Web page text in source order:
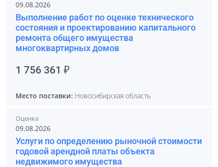
09.08.2026
Выполнение работ по оценке технического
состояния и проектированию капитального
ремонта общего имущества
многоквартирных домов
1 756 361 ₽
Место поставки: Новосибирская область
Оценка
09.08.2026
Услуги по определению рыночной стоимости
годовой арендной платы объекта
недвижимого имущества